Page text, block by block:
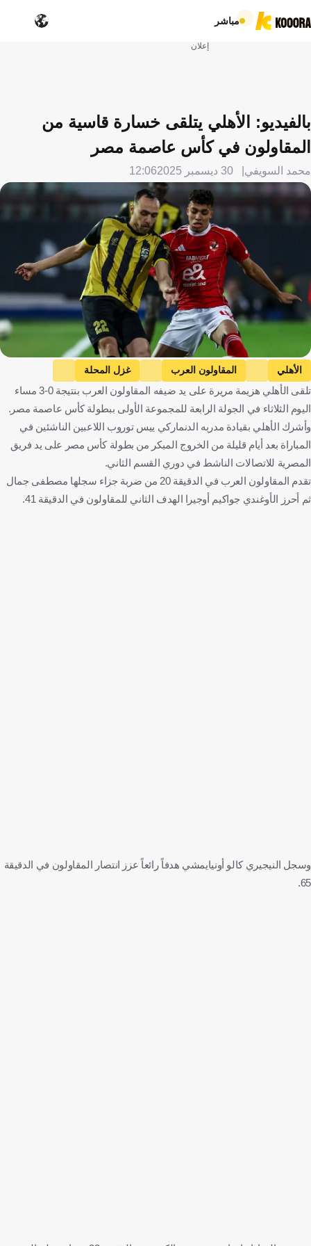
مباشر
إعلان
بالفيديو: الأهلي يتلقى خسارة قاسية من
المقاولون في كأس عاصمة مصر
محمد السويفي 30 ديسمبر 2025 12:06
الأهلي المقاولون العرب
غزل المحلة
الجيش
مصر كرة قدم
تلقى الأهلي هزيمة مريرة على يد ضيفه المقاولون العرب بنتيجة 0-3 مساء
اليوم الثلاثاء في الجولة الرابعة للمجموعة الأولى ببطولة كأس عاصمة مصر.
وأشرك الأهلي بقيادة مدربه الدنماركي ييس توروب اللاعبين الناشئين في
المباراة بعد أيام قليلة من الخروج المبكر من بطولة كأس مصر على يد فريق
المصرية للاتصالات الناشط في دوري القسم الثاني.
تقدم المقاولون العرب في الدقيقة 20 من ضربة جزاء سجلها مصطفى جمال
ثم أحرز الأوغندي جواكيم أوجيرا الهدف الثاني للمقاولون في الدقيقة 41.
وسجل النيجيري كالو أونيايمشي هدفاً رائعاً عزز انتصار المقاولون في الدقيقة
65.